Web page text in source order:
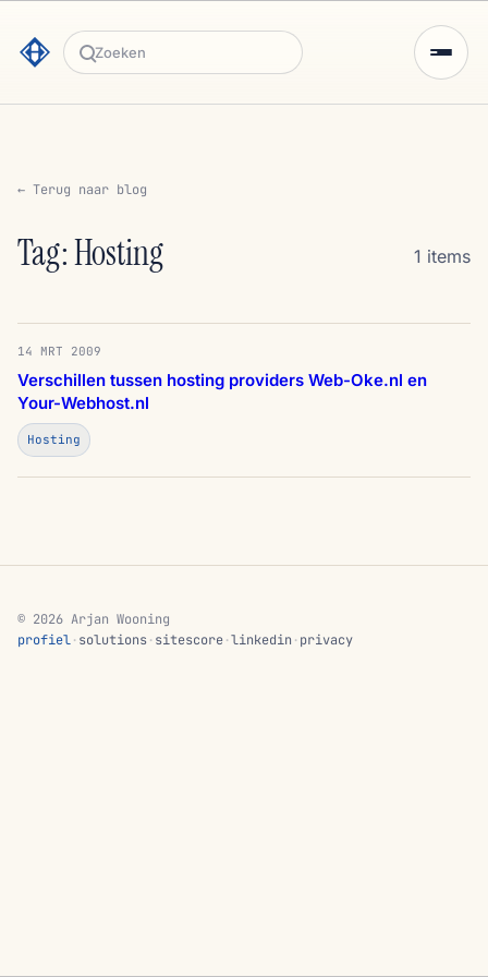
Zoeken
← Terug naar blog
Tag: Hosting 1 items
14 MRT 2009
Verschillen tussen hosting providers Web-Oke.nl en
Your-Webhost.nl
Hosting
© 2026 Arjan Wooning
profiel·solutions·sitescore·linkedin ·privacy